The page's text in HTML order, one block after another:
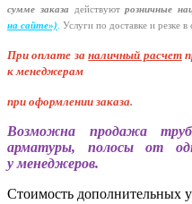
сумме заказа
действуютрозничные
на сайте»). Услуги по доставке и резке в
При оплате заналичный расчет
к менеджерам
при оформлении заказа.
Возможна продажа
арматуры, полосы от
у менеджеров.
Стоимость дополнительных